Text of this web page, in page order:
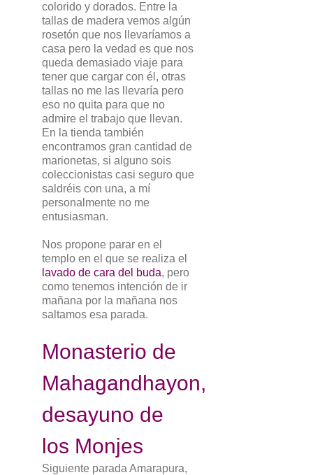
colorido y dorados. Entre la
tallas de madera vemos algún
rosetón que nos llevaríamos a
casa pero la vedad es que nos
queda demasiado viaje para
tener que cargar con él, otras
tallas no me las llevaría pero
eso no quita para que no
admire el trabajo que llevan.
En la tienda también
encontramos gran cantidad de
marionetas, si alguno sois
coleccionistas casi seguro que
saldréis con una, a mí
personalmente no me
entusiasman.
Nos propone parar en el
templo en el que se realiza el
lavado de cara del buda, pero
como tenemos intención de ir
mañana por la mañana nos
saltamos esa parada.
Monasterio de
Mahagandhayon,
desayuno de
los Monjes
Siguiente parada Amarapura,